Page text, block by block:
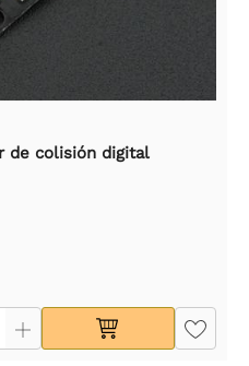
de colisión digital